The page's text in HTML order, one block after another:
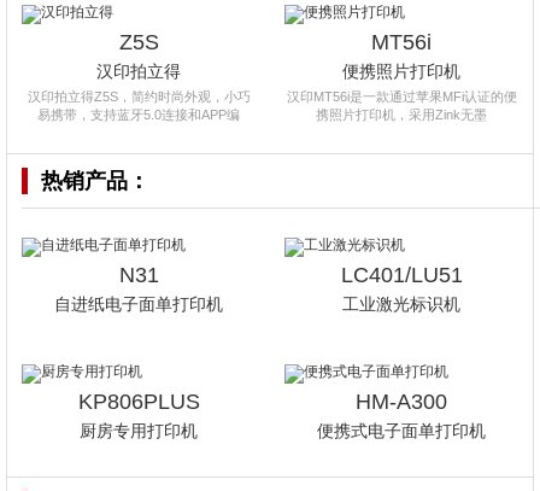
Z5S
汉印拍立得
汉印拍立得Z5S，简约时尚外观，小巧
易携带，支持蓝牙5.0连接和APP编
MT56i
便携照片打印机
汉印MT56i是一款通过苹果MFi认证的便
携照片打印机，采用Zink无墨
热销产品：
N31
自进纸电子面单打印机
LC401/LU51
工业激光标识机
KP806PLUS
厨房专用打印机
HM-A300
便携式电子面单打印机